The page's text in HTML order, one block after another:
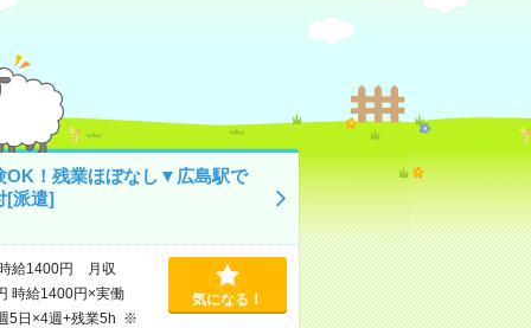
OK！残業ほぼなし▼広島駅で
[派遣]
給1400円 月収
時給1400円×実働
5日×4週+残業5h ※
気になる！